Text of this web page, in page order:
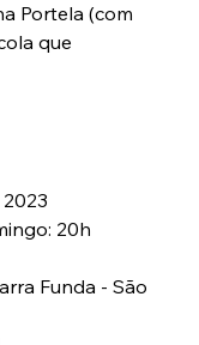
Portela (com
que
20h
Funda - São